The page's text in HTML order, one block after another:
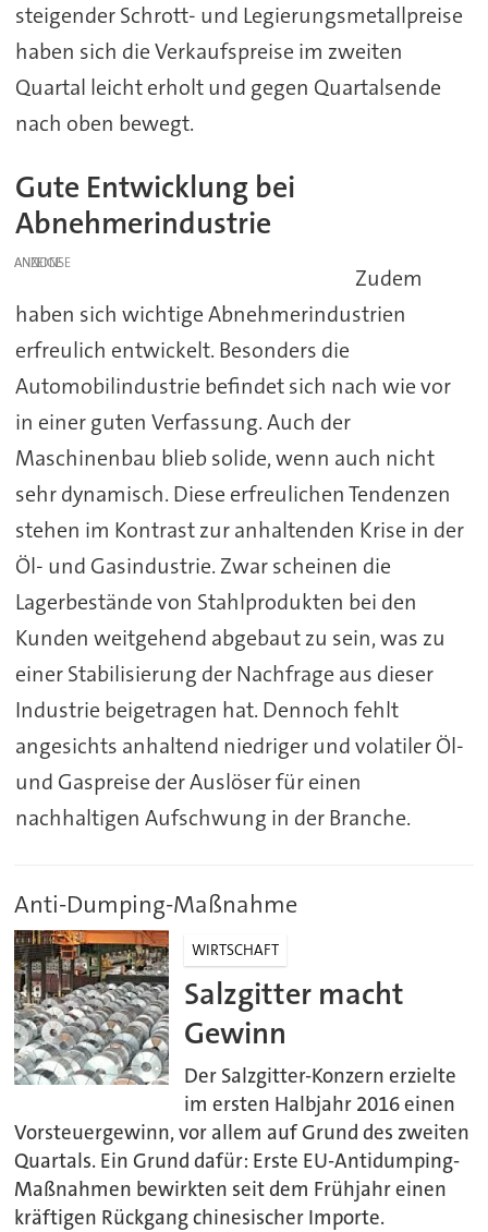
steigender Schrott- und Legierungsmetallpreise
haben sich die Verkaufspreise im zweiten
Quartal leicht erholt und gegen Quartalsende
nach oben bewegt.
Gute Entwicklung bei
Abnehmerindustrie
ANZEIGE
Zudem
haben sich wichtige Abnehmerindustrien
erfreulich entwickelt. Besonders die
Automobilindustrie befindet sich nach wie vor
in einer guten Verfassung. Auch der
Maschinenbau blieb solide, wenn auch nicht
sehr dynamisch. Diese erfreulichen Tendenzen
stehen im Kontrast zur anhaltenden Krise in der
Öl- und Gasindustrie. Zwar scheinen die
Lagerbestände von Stahlprodukten bei den
Kunden weitgehend abgebaut zu sein, was zu
einer Stabilisierung der Nachfrage aus dieser
Industrie beigetragen hat. Dennoch fehlt
angesichts anhaltend niedriger und volatiler Öl-
und Gaspreise der Auslöser für einen
nachhaltigen Aufschwung in der Branche.
Anti-Dumping-Maßnahme
WIRTSCHAFT
Salzgitter macht
Gewinn
Der Salzgitter-Konzern erzielte
im ersten Halbjahr 2016 einen
Vorsteuergewinn, vor allem auf Grund des zweiten
Quartals. Ein Grund dafür: Erste EU-Antidumping-
Maßnahmen bewirkten seit dem Frühjahr einen
kräftigen Rückgang chinesischer Importe.